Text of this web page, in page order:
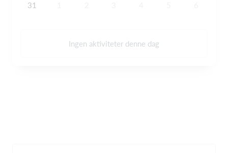
31
Ingen aktiviteter denne dag